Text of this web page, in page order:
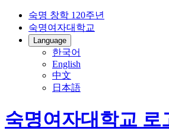
숙명 창학 120주년
숙명여자대학교
Language
한국어
English
中文
日本語
숙명여자대학교 로